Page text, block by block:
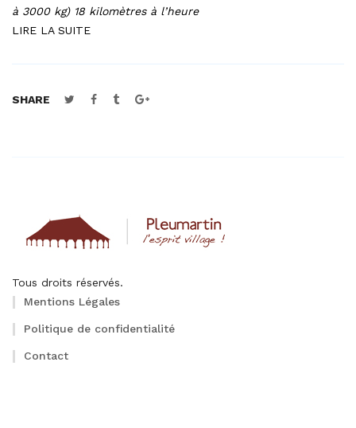
à 3000 kg) 18 kilomètres à l’heure
LIRE LA SUITE
SHARE
Tous droits réservés.
Mentions Légales
Politique de confidentialité
Contact